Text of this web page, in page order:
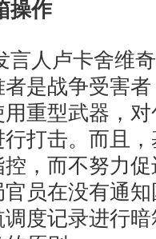
操作
人卢卡舍维奇
是战争受害
重型武器，
打击。而且
，而不努力
员在没有通
度记录进行